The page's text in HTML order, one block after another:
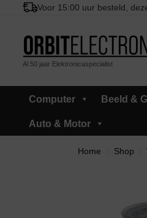
Voor 15:00 uur besteld,
Al 50 jaar Elektronicaspecialist
Computer Beeld &
Auto & Motor
Home Shop